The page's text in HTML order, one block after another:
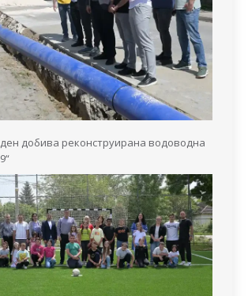
добива реконструирана водоводна